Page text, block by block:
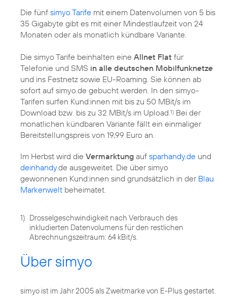
Die fünf simyo Tarife mit einem Datenvolumen von 5 bis
35 Gigabyte gibt es mit einer Mindestlaufzeit von 24
Monaten oder als monatlich kündbare Variante.
Die simyo Tarife beinhalten eine Allnet Flat für
Telefonie und SMS in alle deutschen Mobilfunknetze
und ins Festnetz sowie EU-Roaming. Sie können ab
sofort auf simyo.de gebucht werden. In den simyo-
Tarifen surfen Kund:innen mit bis zu 50 MBit/s im
Download bzw. bis zu 32 MBit/s im Upload. 1) Bei der
monatlichen kündbaren Variante fällt ein einmaliger
Bereitstellungspreis von 19,99 Euro an.
Im Herbst wird die Vermarktung auf sparhandy.de und
deinhandy.de ausgeweitet. Die über simyo
gewonnenen Kund:innen sind grundsätzlich in der Blau
Markenwelt beheimatet.
1) Drosselgeschwindigkeit nach Verbrauch des
inkludierten Datenvolumens für den restlichen
Abrechnungszeitraum: 64 kBit/s.
Über simyo
simyo ist im Jahr 2005 als Zweitmarke von E-Plus gestartet.